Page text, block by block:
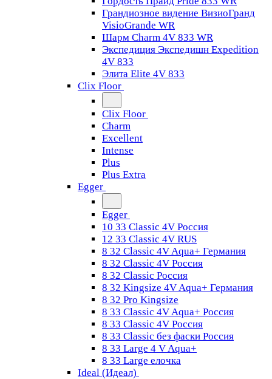
Грандиозное видение ВизиоГранд
VisioGrande WR
Шарм Charm 4V 833 WR
Экспедиция Экспедишн Expedition
4V 833
Элита Elite 4V 833
Clix Floor
Clix Floor
Charm
Excellent
Intense
Plus
Plus Extra
Egger
Egger
10 33 Classic 4V Россия
12 33 Classic 4V RUS
8 32 Classic 4V Aqua+ Германия
8 32 Classic 4V Россия
8 32 Classic Россия
8 32 Kingsize 4V Aqua+ Германия
8 32 Pro Kingsize
8 33 Classic 4V Aqua+ Россия
8 33 Classic 4V Россия
8 33 Classic без фаски Россия
8 33 Large 4 V Aqua+
8 33 Large елочка
Ideal (Идеал)